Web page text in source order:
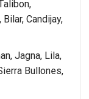
Candijay,
Jagna, Lila,
Bullones,